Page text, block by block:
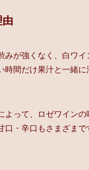
みが強くなく、白ワ
時間だけ果汁と一緒
よって、ロゼワイン
口・辛口もさまざま